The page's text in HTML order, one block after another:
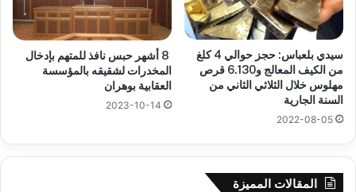
سيدي بلعباس: حجز حوالي 4 كلغ
من الكيف المعالج و6.130 قرص
مهلوس خلال الثلاثي الثاني من
السنة الجارية
2022-08-05
8 أشهر حبس نافذ للمتهم بإدخال
المخدرات لشقيقه بالمؤسسة
العقابية بوهران
2023-10-14
المقالات المميزة